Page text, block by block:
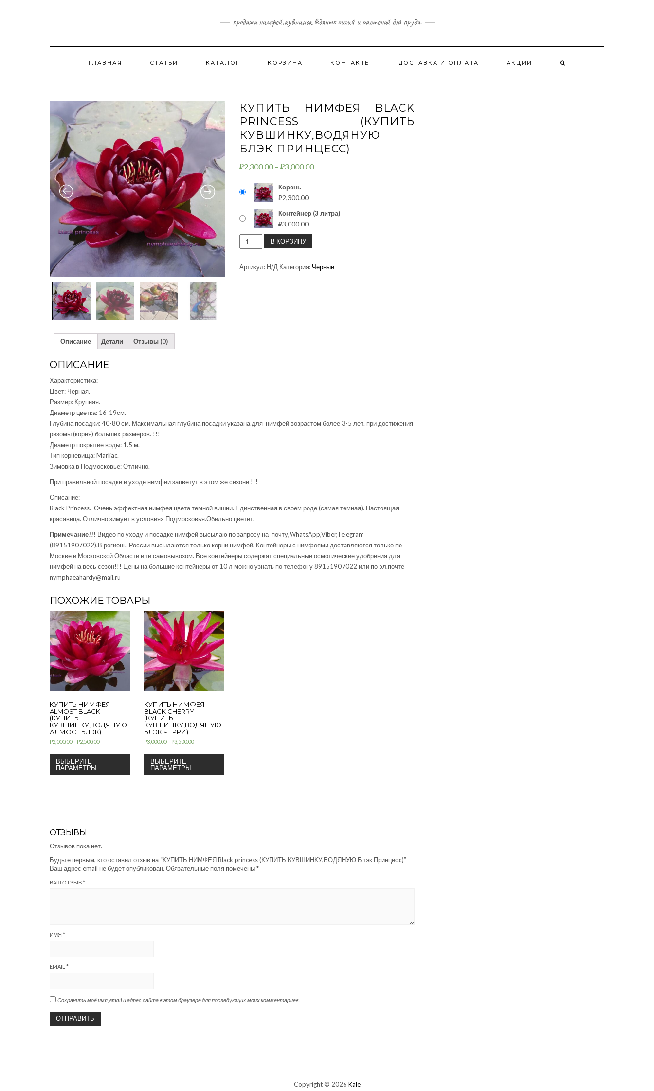
продажа нимфей,кувшинок,водяных лилий и растений для пруда.
ГЛАВНАЯ СТАТЬИ КАТАЛОГ КОРЗИНА КОНТАКТЫ ДОСТАВКА И ОПЛАТА АКЦИИ
КУПИТЬ НИМФЕЯ BLACK
PRINCESS (КУПИТЬ
КУВШИНКУ,ВОДЯНУЮ
БЛЭК ПРИНЦЕСС)
₽2,300.00– ₽3,000.00
Корень
₽2,300.00
Контейнер (3 литра)
₽3,000.00
КОЛИЧЕСТВО
ТОВАРА
НИМФЕЯ
В КОРЗИНУ
Артикул: Н/Д Категория: Черные
Описание Детали Отзывы (0)
ОПИСАНИЕ
Характеристика:
Цвет: Черная.
Размер: Крупная.
Диаметр цветка: 16-19см.
Глубина посадки: 40-80 см. Максимальная глубина посадки указана для нимфей возрастом более 3-5 лет. при достижения
ризомы (корня) больших размеров. !!!
Диаметр покрытие воды: 1.5 м.
Тип корневища: Marliac.
Зимовка в Подмосковье: Отлично.
При правильной посадке и уходе нимфеи зацветут в этом же сезоне !!!
Описание:
Black Princess. Очень эффектная нимфея цвета темной вишни. Единственная в своем роде (самая темная). Настоящая
красавица. Отлично зимует в условиях Подмосковья.Обильно цветет.
Примечание!!! Видео по уходу и посадке нимфей высылаю по запросу на почту,WhatsApp,Viber,Telegram
(89151907022).В регионы России высылаются только корни нимфей. Контейнеры с нимфеями доставляются только по
Москве и Московской Области или самовывозом. Все контейнеры содержат специальные осмотические удобрения для
нимфей на весь сезон!!! Цены на большие контейнеры от 10 л можно узнать по телефону 89151907022 или по эл.почте
nymphaeahardy@mail.ru
ПОХОЖИЕ ТОВАРЫ
КУПИТЬ НИМФЕЯ
ALMOST BLACK
(КУПИТЬ
КУВШИНКУ,ВОДЯНУЮ
АЛМОСТ БЛЭК)
₽2,000.00–₽2,500.00
ВЫБЕРИТЕ
ПАРАМЕТРЫ
КУПИТЬ НИМФЕЯ
BLACK CHERRY
(КУПИТЬ
КУВШИНКУ,ВОДЯНУЮ
БЛЭК ЧЕРРИ)
₽3,000.00–₽3,500.00
ВЫБЕРИТЕ
ПАРАМЕТРЫ
ОТЗЫВЫ
Отзывов пока нет.
Будьте первым, кто оставил отзыв на “КУПИТЬ НИМФЕЯ Black princess (КУПИТЬ КУВШИНКУ,ВОДЯНУЮ Блэк Принцесс)”
Ваш адрес email не будет опубликован. Обязательные поля помечены*
ВАШ ОТЗЫВ*
ИМЯ *
EMAIL *
Сохранить моё имя, email и адрес сайта в этом браузере для последующих моих комментариев.
Copyright © 2026 Kale